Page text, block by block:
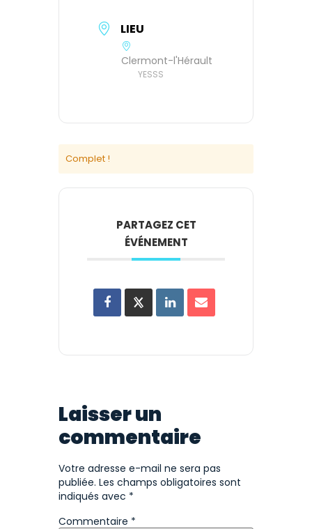
LIEU
Clermont-l'Hérault
YESSS
Complet !
PARTAGEZ CET
ÉVÉNEMENT
Laisser un
commentaire
Votre adresse e-mail ne sera pas
publiée. Les champs obligatoires sont
indiqués avec *
Commentaire *